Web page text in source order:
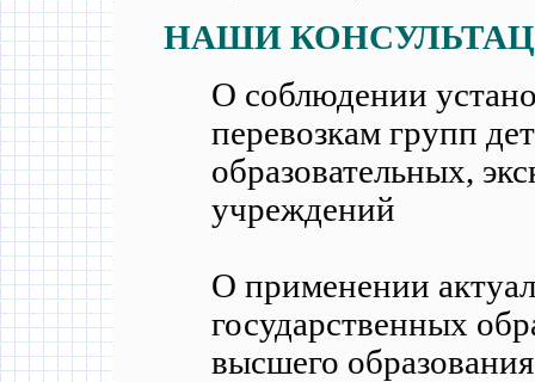
НАШИ
О соблюдении
перевозкам групп
образовательных,
учреждений
О применении
государственных
высшего образования